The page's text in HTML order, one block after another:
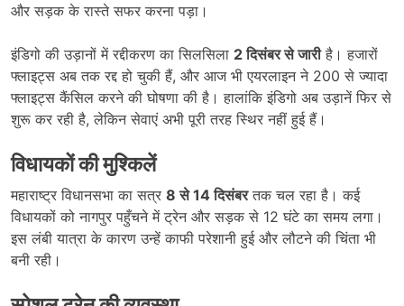
और सड़क के रास्ते सफर करना पड़ा।
इंडिगो की उड़ानों में रद्दीकरण का सिलसिला 2दिसंबर से जारीहै। हजारों
फ्लाइट्स अब तक रद्द हो चुकी हैं, और आज भी एयरलाइन ने 200 से ज्यादा
फ्लाइट्स कैंसिल करने की घोषणा की है। हालांकि इंडिगो अब उड़ानें फिर से
शुरू कर रही है, लेकिन सेवाएं अभी पूरी तरह स्थिर नहीं हुई हैं।
विधायकों की मुश्किलें
महाराष्ट्र विधानसभा का सत्र 8से 14दिसंबरतक चल रहा है। कई
विधायकों को नागपुर पहुँचने में ट्रेन और सड़क से 12 घंटे का समय लगा।
इस लंबी यात्रा के कारण उन्हें काफी परेशानी हुई और लौटने की चिंता भी
बनी रही।